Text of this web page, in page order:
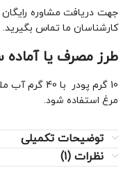
جهت دریافت مشاوره
کارشناسان ما تماس بگیرید. (38272198 –
طرز مصرف یا آماده
10 گرم پودر
مرغ استفاده شود.
توضیحات تکمیلی
نظرات (1)